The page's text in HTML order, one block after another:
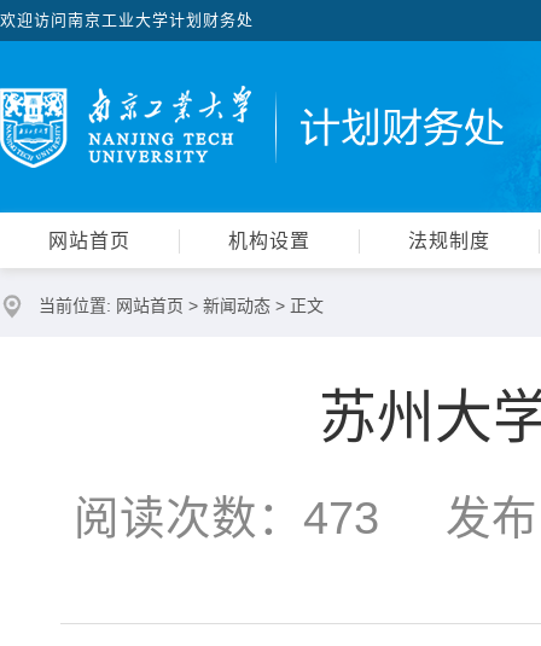
欢迎访问南京工业大学计划财务处
网站首页 机构设置 法规制度
当前位置: 网站首页 > 新闻动态 > 正文
苏州大
阅读次数： 473 发布